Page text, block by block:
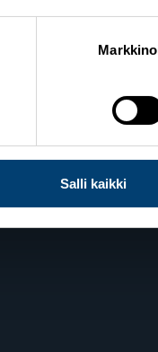
Salli kaikki
o Salppuri